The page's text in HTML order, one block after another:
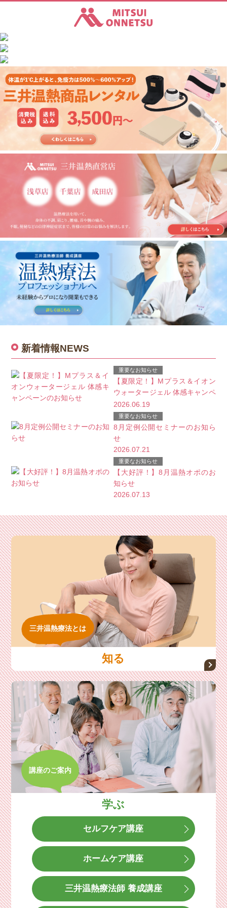
新着情報NEWS
重要なお知らせ
【夏限定！】Mプラス＆イオン
ウォータージェル 体感キャンペ
ーンのお知らせ
2026.06.19
重要なお知らせ
8月定例公開セミナーのお知ら
せ
2026.07.21
重要なお知らせ
【大好評！】8月温熱オポのお
知らせ
2026.07.13
三井温熱療法とは
知る
講座のご案内
学ぶ
セルフケア講座
ホームケア講座
三井温熱療法師 養成講座